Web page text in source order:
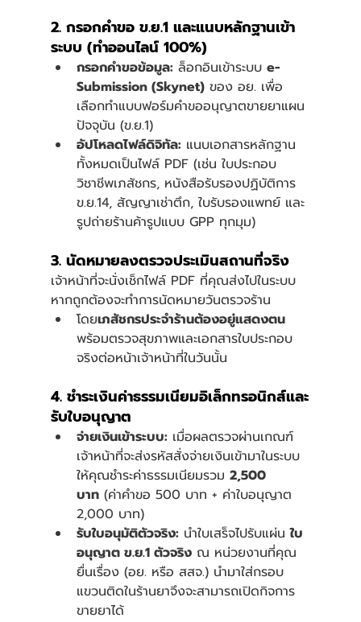
2. กรอกคำขอ ข.ย.1 และแนบหลักฐานเข้า
ระบบ (ทำออนไลน์ 100%)
กรอกคำขอข้อมูล: ล็อกอินเข้าระบบ e-
Submission (Skynet) ของ อย. เพื่อ
เลือกทำแบบฟอร์มคำขออนุญาตขายยาแผน
ปัจจุบัน (ข.ย.1)
อัปโหลดไฟล์ดิจิทัล: แนบเอกสารหลักฐาน
ทั้งหมดเป็นไฟล์ PDF (เช่น ใบประกอบ
วิชาชีพเภสัชกร, หนังสือรับรองปฏิบัติการ
ข.ย.14, สัญญาเช่าตึก, ใบรับรองแพทย์ และ
รูปถ่ายร้านค้ารูปแบบ GPP ทุกมุม)
3. นัดหมายลงตรวจประเมินสถานที่จริง
เจ้าหน้าที่จะนั่งเช็กไฟล์ PDF ที่คุณส่งไปในระบบ
หากถูกต้องจะทำการนัดหมายวันตรวจร้าน
โดยเภสัชกรประจำร้านต้องอยู่แสดงตน
พร้อมตรวจสุขภาพและเอกสารใบประกอบ
จริงต่อหน้าเจ้าหน้าที่ในวันนั้น
4. ชำระเงินค่าธรรมเนียมอิเล็กทรอนิกส์และ
รับใบอนุญาต
จ่ายเงินเข้าระบบ: เมื่อผลตรวจผ่านเกณฑ์
เจ้าหน้าที่จะส่งรหัสสั่งจ่ายเงินเข้ามาในระบบ
ให้คุณชำระค่าธรรมเนียมรวม 2,500
บาท (ค่าคำขอ 500 บาท + ค่าใบอนุญาต
2,000 บาท)
รับใบอนุมัติตัวจริง: นำใบเสร็จไปรับแผ่น ใบ
อนุญาต ข.ย.1 ตัวจริง ณ หน่วยงานที่คุณ
ยื่นเรื่อง (อย. หรือ สสจ.) นำมาใส่กรอบ
แขวนติดในร้านยาจึงจะสามารถเปิดกิจการ
ขายยาได้